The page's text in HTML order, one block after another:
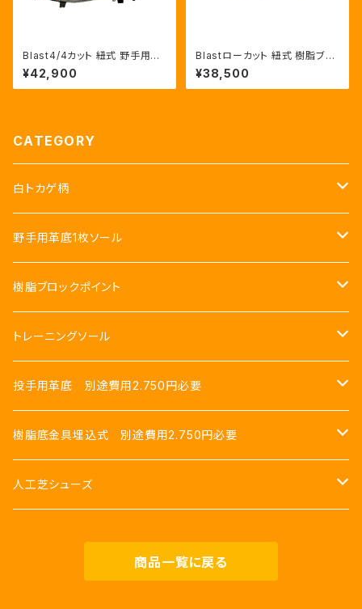
Blast4/4カット 紐式 野手用革
底1枚ソール カラーNVY:RED/H
WT
¥42,900
Blastローカット 紐式 樹脂ブロ
ックポイント カラーNVY:RED/
HWT
¥38,500
CATEGORY
白トカゲ柄
黒
赤
ネイビー
ロイヤルブルー
銀
ゴールド
野手用革底1枚ソール
23.5cm
24.0cm
24.5cm
25.0cm
25.5cm
樹脂ブロックポイント
24.5cm
25.0cm
25.5cm
26.0cm
トレーニングソール
23.5cm
24.0cm
24.5cm
投手用革底 別途費用2.750円必要
24.0cm
24.5cm
樹脂底金具埋込式 別途費用2.750円必要
23.5cm
人工芝シューズ
商品一覧に戻る